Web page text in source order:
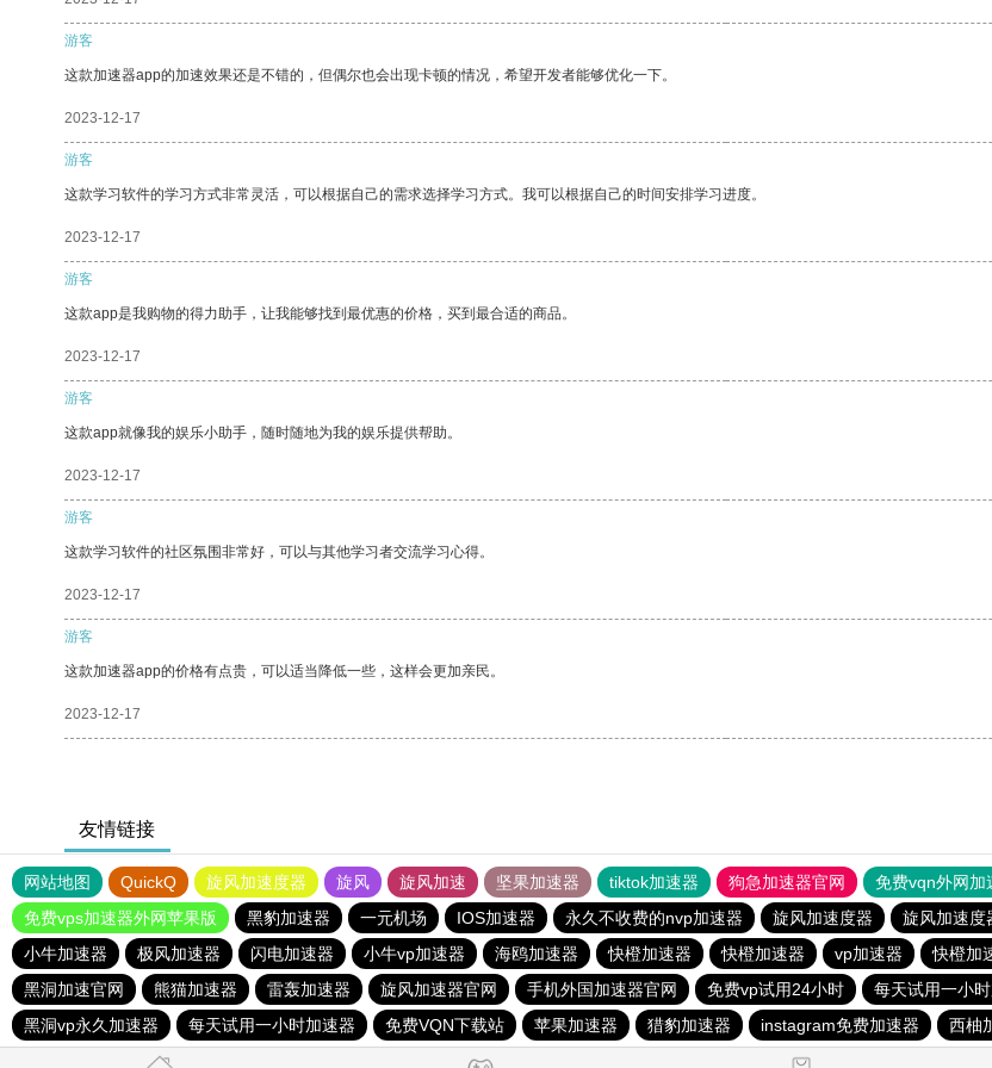
游客
这款加速器app的加速效果还是不错的，但偶尔也会出现卡顿的情况，希望开发者能够优化一下。
2023-12-17
游客
这款学习软件的学习方式非常灵活，可以根据自己的需求选择学习方式。我可以根据自己的时间安排学习进度。
2023-12-17
游客
这款app是我购物的得力助手，让我能够找到最优惠的价格，买到最合适的商品。
2023-12-17
游客
这款app就像我的娱乐小助手，随时随地为我的娱乐提供帮助。
2023-12-17
游客
这款学习软件的社区氛围非常好，可以与其他学习者交流学习心得。
2023-12-17
游客
这款加速器app的价格有点贵，可以适当降低一些，这样会更加亲民。
2023-12-17
友情链接
网站地图 QuickQ 旋风加速度器 旋风 旋风加速 坚果加速器 tiktok加速器 狗急加速器官网 免费vqn外网加
免费vps加速器外网苹果版
黑豹加速器 一元机场 IOS加速器 永久不收费的nvp加速器 旋风加速度器 旋风加速度
小牛加速器
极风加速器 闪电加速器 小牛vp加速器 海鸥加速器 快橙加速器 快橙加速器 vp加速器 快橙加
黑洞加速官网
熊猫加速器 雷轰加速器 旋风加速器官网 手机外国加速器官网 免费vp试用24小时 每天试用一小
黑洞vp永久加速器
每天试用一小时加速器 免费VQN下载站 苹果加速器 猎豹加速器 instagram免费加速器 西柚